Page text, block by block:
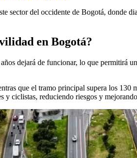
sector del occidente de Bogotá, donde
en Bogotá?
dejará de funcionar, lo que permitirá
que el tramo principal supera los
y ciclistas, reduciendo riesgos y